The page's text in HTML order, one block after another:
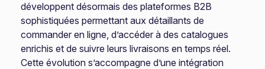
développent désormais des plateformes B2B
sophistiquées permettant aux détaillants de
commander en ligne, d’accéder à des catalogues
enrichis et de suivre leurs livraisons en temps réel.
Cette évolution s’accompagne d’une intégration